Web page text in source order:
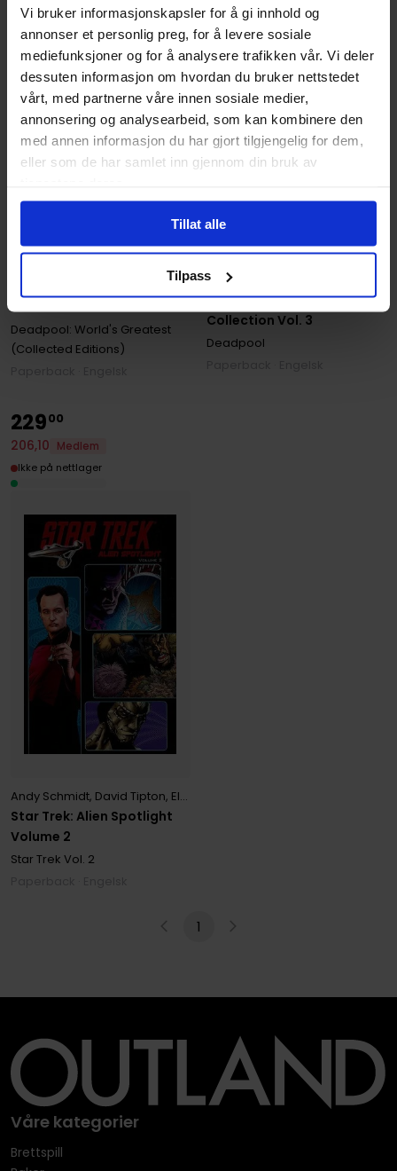
Vi bruker informasjonskapsler for å gi innhold og
annonser et personlig preg, for å levere sosiale
mediefunksjoner og for å analysere trafikken vår. Vi deler
dessuten informasjon om hvordan du bruker nettstedet
vårt, med partnerne våre innen sosiale medier,
annonsering og analysearbeid, som kan kombinere den
med annen informasjon du har gjort tilgjengelig for dem,
eller som de har samlet inn gjennom din bruk av
Tillat alle
Tilpass
Greatest Vol. 1 - Millionaire
With a Mouth
Gerry Duggan,Mike Hawthorne
Deadpool: World's Greatest
(Collected Editions)
Deadpool by Posehn &
Duggan: The Complete
Collection Vol. 3
Brian Posehn,Gerry Duggan,
Deadpool
Star Trek: Alien Spotlight
Volume 2
Andy Schmidt, David Tipton, Elena Casagrande
Star Trek Vol. 2
22900
206,10
Medlem
Ikke på nettlager
1
Våre kategorier
Brettspill